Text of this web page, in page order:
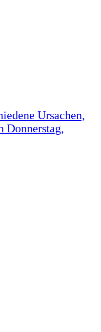
Ursachen,
Donnerstag,